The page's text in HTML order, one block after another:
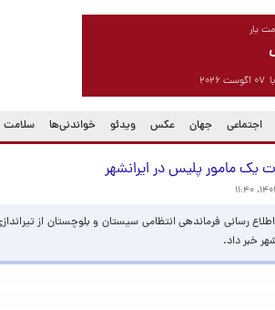
یار
اجتماعی جهان عکس ویدئو خواندنی‌ها سلامت
یک مامور پلیس در ایرانشهر
اطلاع رسانی فرماندهی انتظامی سیستان و بلوچستان از
خبر داد.